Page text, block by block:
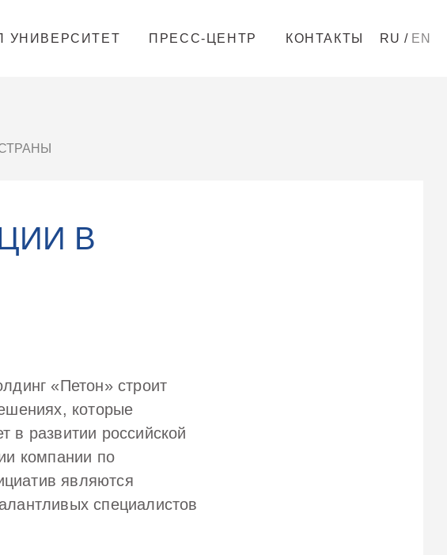
УНИВЕРСИТЕТ ПРЕСС-ЦЕНТР КОНТАКТЫ RU / EN
В
«Петон» строит
которые
в развитии российской
компании по
являются
специалистов